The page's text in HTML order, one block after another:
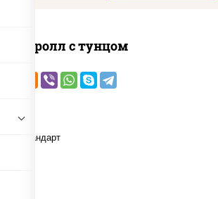
Спайс ролл с тунцом